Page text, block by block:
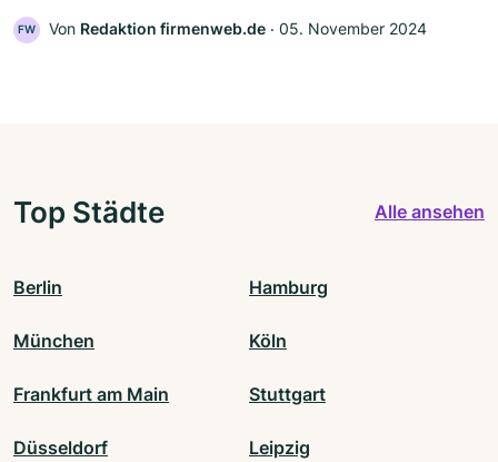
FW Von Redaktion firmenweb.de ‧ 05. November 2024
Top Städte Alle ansehen
Berlin Hamburg
München Köln
Frankfurt am Main Stuttgart
Düsseldorf Leipzig